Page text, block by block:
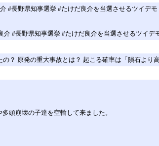
#長野県知事選挙 #たけだ良介を当選させるツイデモ
#長野県知事選挙 #たけだ良介を当選させるツイデ
？ 原発の重大事故とは？ 起こる確率は「隕石より
頭崩壊の子達を空輸して来ました。